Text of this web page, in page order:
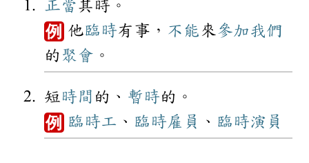
正當其時。
例 他臨時有事， 不能 來參加我們
的 聚會 。
短 時間 的、 暫時的。
例 臨時工 、 臨時雇員 、 臨時演員